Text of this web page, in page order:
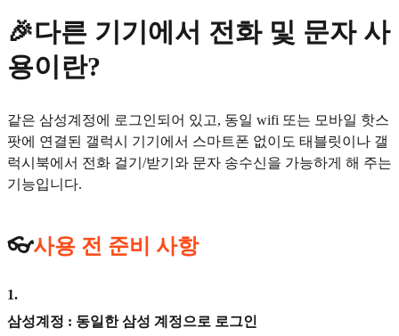
🎉다른 기기에서 전화 및 문자 사
용이란?
같은 삼성계정에 로그인되어 있고, 동일 wifi 또는 모바일 핫스
팟에 연결된 갤럭시 기기에서 스마트폰 없이도 태블릿이나 갤
럭시북에서 전화 걸기/받기와 문자 송수신을 가능하게 해 주는
기능입니다.
👓사용 전 준비 사항
1.
삼성계정 : 동일한 삼성 계정으로 로그인